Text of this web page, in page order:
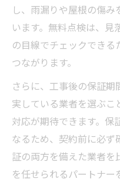
し、雨漏りや屋根の傷
います。無料点検は、見
の目線でチェックでき
つながります。
さらに、工事後の保証
実している業者を選ぶこ
対応が期待できます。保
なるため、契約前に必
証の両方を備えた業者
を任せられるパートナー